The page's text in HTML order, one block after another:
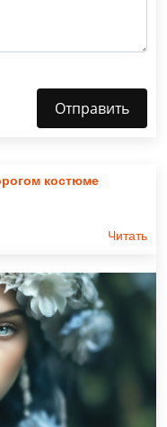
Отправить
костюме
Читать